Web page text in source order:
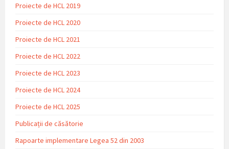
Proiecte de HCL 2019
Proiecte de HCL 2020
Proiecte de HCL 2021
Proiecte de HCL 2022
Proiecte de HCL 2023
Proiecte de HCL 2024
Proiecte de HCL 2025
Publicații de căsătorie
Rapoarte implementare Legea 52 din 2003